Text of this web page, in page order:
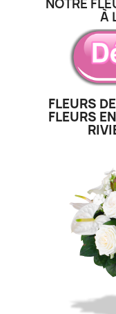
NOTRE
À
FLEURS
FLEURS